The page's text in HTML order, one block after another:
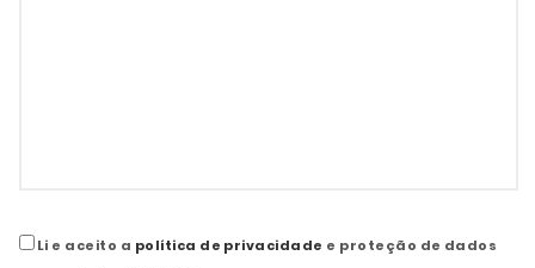
Li e aceito a política de privacidade e proteção de dados